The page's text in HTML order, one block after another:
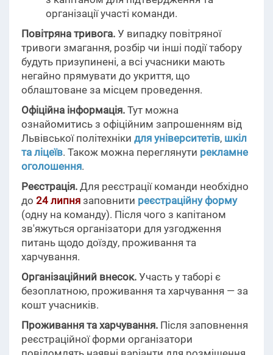
організації участі команди.
Повітряна тривога. У випадку повітряної
тривоги змагання, розбір чи інші події табору
будуть призупинені, а всі учасники мають
негайно прямувати до укриття, що
облаштоване за місцем проведення.
Офіційна інформація. Тут можна
ознайомитись з офіційним запрошенням від
Львівської політехніки для університетів, шкіл
та ліцеїв. Також можна переглянути рекламне
оголошення.
Реєстрація. Для реєстрації команди необхідно
до 24 липня заповнити реєстраційну форму
(одну на команду). Після чого з капітаном
зв'яжуться організатори для узгодження
питань щодо доїзду, проживання та
харчування.
Організаційний внесок. Участь у таборі є
безоплатною, проживання та харчування — за
кошт учасників.
Проживання та харчування. Після заповнення
реєстраційної форми організатори